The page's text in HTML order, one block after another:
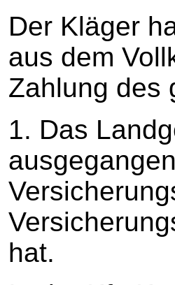
Der Kläger
aus dem
Zahlung des
1. Das
hat.